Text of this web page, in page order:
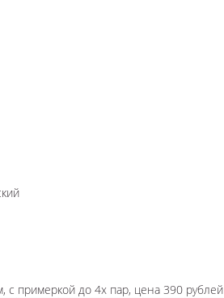
с примеркой до 4х пар, цена 390 рублей